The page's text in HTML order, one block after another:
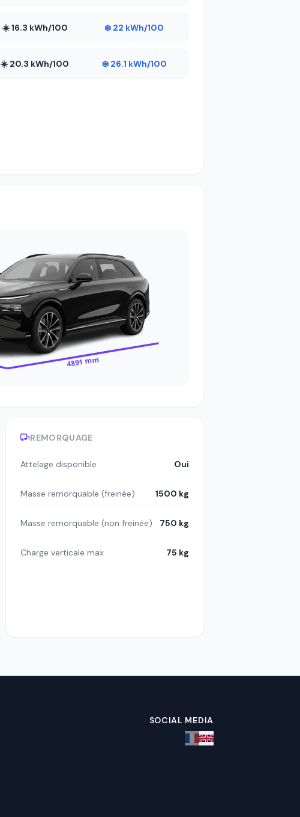
☀️ 16.3 kWh/100 ❄️ 22 kWh/100
☀️ 20.3 kWh/100 ❄️ 26.1 kWh/100
4891 mm
REMORQUAGE
Attelage disponible Oui
Masse remorquable (freinée) 1500 kg
Masse remorquable (non freinée) 750 kg
Charge verticale max 75 kg
SOCIAL MEDIA